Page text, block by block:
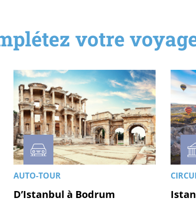
votre
AUTO-TOUR
D’Istanbul à Bodrum